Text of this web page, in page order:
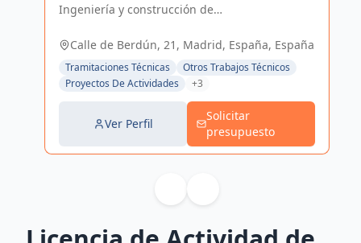
ENGINEERS
Ingeniería y construcción de
en Madrid y Sevilla La Nueva.
Calle de Berdún, 21, Madrid, España, España
Tramitaciones Técnicas
Otros Trabajos Técnicos
Proyectos De Actividades
+3
Ver Perfil
Solicitar
presupuesto